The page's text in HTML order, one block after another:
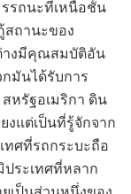
รถนะที่เหนือชั้น
ถานะของ
างมีคุณสมบัติอัน
มันได้รับการ
หรัฐอเมริกา ดิน
แต่เป็นที่รู้จักจาก
ทศที่รถกระบะถือ
ระเทศที่หลาก